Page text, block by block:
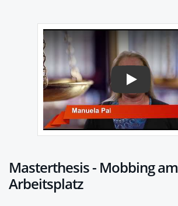
Play
Masterthesis - Mobbing am
Arbeitsplatz